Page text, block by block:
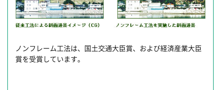
ノンフレーム工法は、国土交通大臣賞、および経済産業大臣
賞を受賞しています。